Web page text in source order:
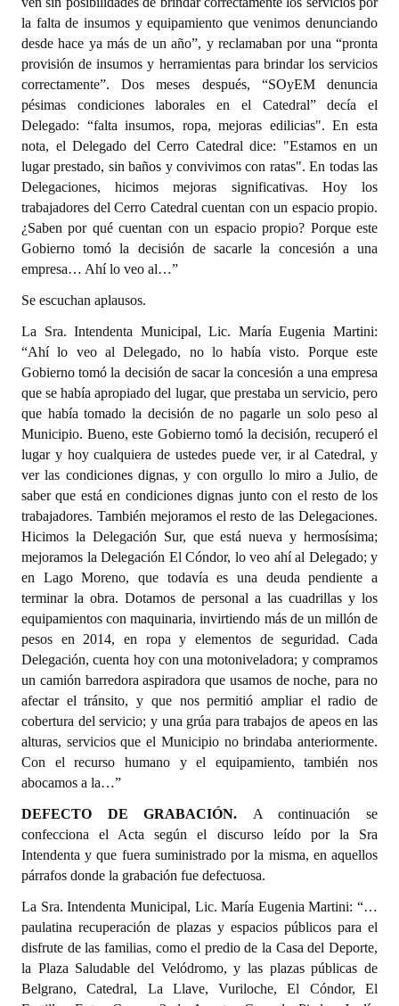
la falta de insumos y equipamiento que venimos denunciando
desde hace ya más de un año”, y reclamaban por una “pronta
provisión de insumos y herramientas para brindar los servicios
correctamente”. Dos meses después, “SOyEM denuncia
pésimas condiciones laborales en el Catedral” decía el
Delegado: “falta insumos, ropa, mejoras edilicias". En esta
nota, el Delegado del Cerro Catedral dice: "Estamos en un
lugar prestado, sin baños y convivimos con ratas". En todas las
Delegaciones, hicimos mejoras significativas. Hoy los
trabajadores del Cerro Catedral cuentan con un espacio propio.
¿Saben por qué cuentan con un espacio propio? Porque este
Gobierno tomó la decisión de sacarle la concesión a una
empresa… Ahí lo veo al…”
Se escuchan aplausos.
La Sra. Intendenta Municipal, Lic. María Eugenia Martini:
“Ahí lo veo al Delegado, no lo había visto. Porque este
Gobierno tomó la decisión de sacar la concesión a una empresa
que se había apropiado del lugar, que prestaba un servicio, pero
que había tomado la decisión de no pagarle un solo peso al
Municipio. Bueno, este Gobierno tomó la decisión, recuperó el
lugar y hoy cualquiera de ustedes puede ver, ir al Catedral, y
ver las condiciones dignas, y con orgullo lo miro a Julio, de
saber que está en condiciones dignas junto con el resto de los
trabajadores. También mejoramos el resto de las Delegaciones.
Hicimos la Delegación Sur, que está nueva y hermosísima;
mejoramos la Delegación El Cóndor, lo veo ahí al Delegado; y
en Lago Moreno, que todavía es una deuda pendiente a
terminar la obra. Dotamos de personal a las cuadrillas y los
equipamientos con maquinaria, invirtiendo más de un millón de
pesos en 2014, en ropa y elementos de seguridad. Cada
Delegación, cuenta hoy con una motoniveladora; y compramos
un camión barredora aspiradora que usamos de noche, para no
afectar el tránsito, y que nos permitió ampliar el radio de
cobertura del servicio; y una grúa para trabajos de apeos en las
alturas, servicios que el Municipio no brindaba anteriormente.
Con el recurso humano y el equipamiento, también nos
abocamos a la…”
DEFECTO DE GRABACIÓN. A continuación se
confecciona el Acta según el discurso leído por la Sra
Intendenta y que fuera suministrado por la misma, en aquellos
párrafos donde la grabación fue defectuosa.
La Sra. Intendenta Municipal, Lic. María Eugenia Martini: “…
paulatina recuperación de plazas y espacios públicos para el
disfrute de las familias, como el predio de la Casa del Deporte,
la Plaza Saludable del Velódromo, y las plazas públicas de
Belgrano, Catedral, La Llave, Vuriloche, El Cóndor, El